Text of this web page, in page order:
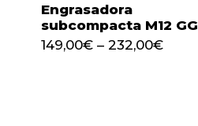
Engrasadora
subcompacta M12 GG
149,00€– 232,00€